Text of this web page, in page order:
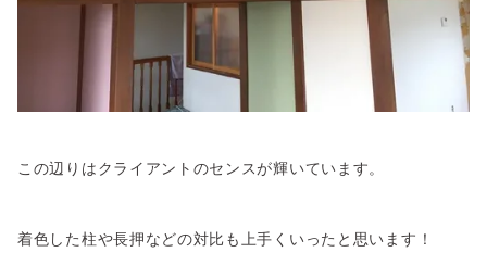
この辺りはクライアントのセンスが輝いています。
着色した柱や長押などの対比も上手くいったと思います！